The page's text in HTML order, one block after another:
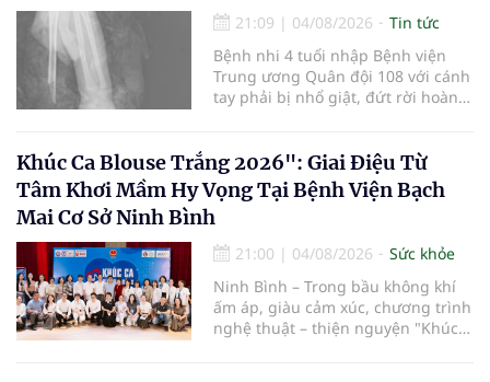
21:09 | 04/08/2026
Tin tức
Bệnh nhi 4 tuổi nhập Bệnh viện
Trung ương Quân đội 108 với cánh
tay phải bị nhổ giật, đứt rời hoàn
thương nặng và thời gian thiếu
máu kéo dài, các bác sĩ đã tái lập
tuần hoàn thành công sau ca vi
phẫu kéo dài 3 giờ.
Khúc Ca Blouse Trắng 2026": Giai Điệu Từ
Tâm Khơi Mầm Hy Vọng Tại Bệnh Viện Bạch
Mai Cơ Sở Ninh Bình
21:00 | 04/08/2026
Sức khỏe
Ninh Bình – Trong bầu không khí
ấm áp, giàu cảm xúc, chương trình
nghệ thuật – thiện nguyện "Khúc